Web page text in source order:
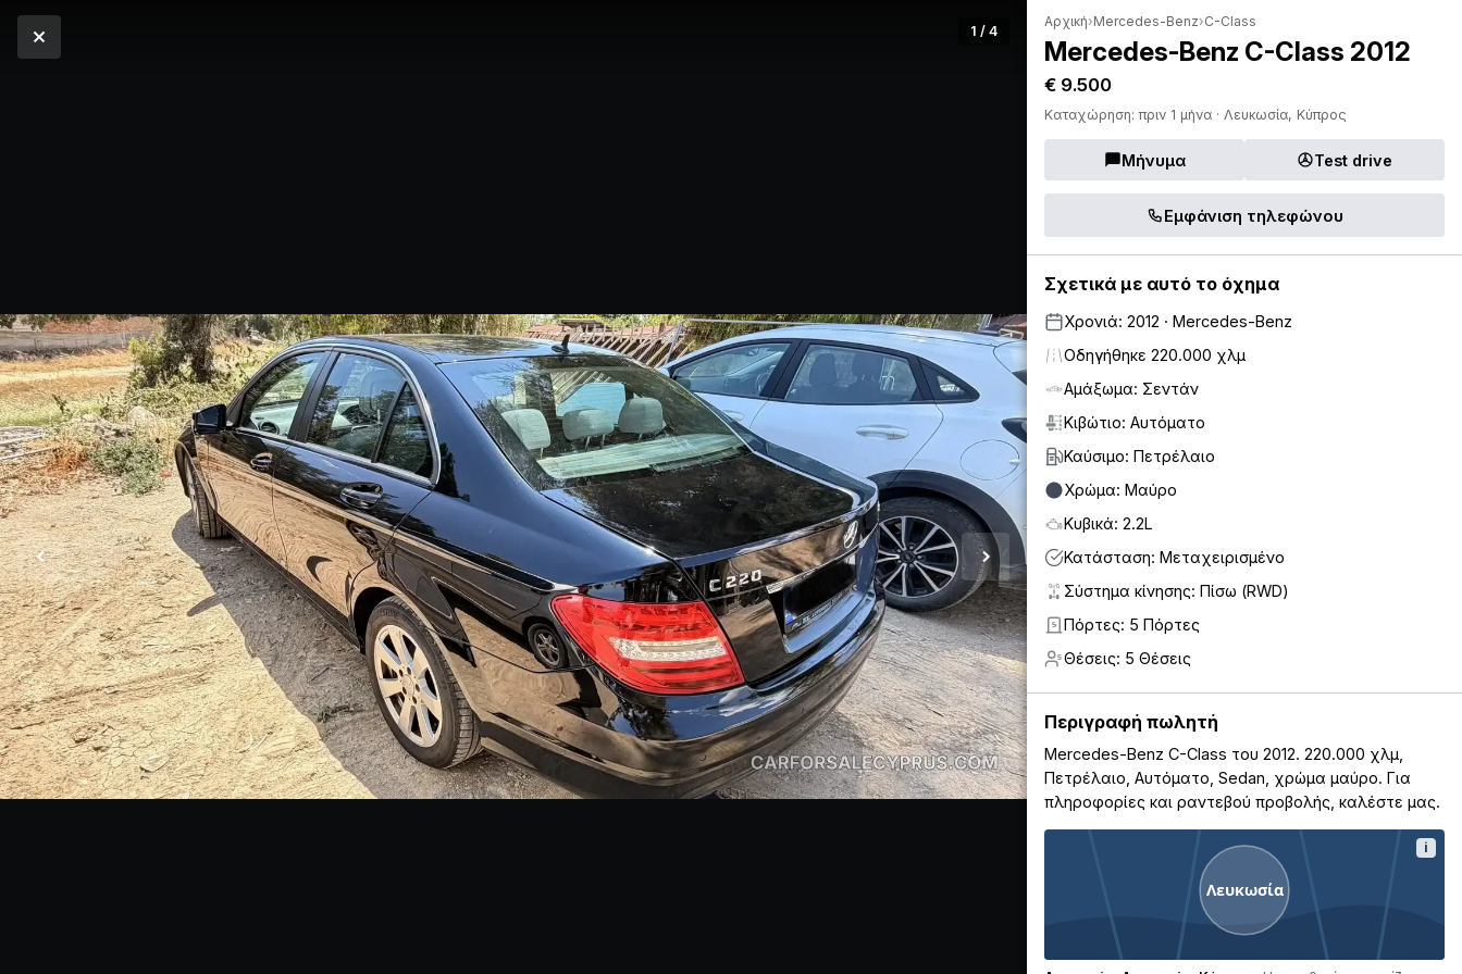
1 / 4
Αρχική›Mercedes-Benz›C-Class
Mercedes-Benz C-Class 2012
€ 9.500
Καταχώρηση: πριν 1 μήνα · Λευκωσία, Κύπρος
Μήνυμα Test drive
Εμφάνιση τηλεφώνου
Σχετικά με αυτό το όχημα
Χρονιά: 2012 · Mercedes-Benz
Οδηγήθηκε 220.000 χλμ
Αμάξωμα: Σεντάν
Κιβώτιο: Αυτόματο
Καύσιμο: Πετρέλαιο
Χρώμα: Μαύρο
Κυβικά: 2.2L
Κατάσταση: Μεταχειρισμένο
Σύστημα κίνησης: Πίσω (RWD)
5 Πόρτες: 5 Πόρτες
5 Θέσεις: 5 Θέσεις
Περιγραφή πωλητή
Mercedes-Benz C-Class του 2012. 220.000 χλμ,
Πετρέλαιο, Αυτόματο, Sedan, χρώμα μαύρο. Για
πληροφορίες και ραντεβού προβολής, καλέστε μας.
Λευκωσία
i